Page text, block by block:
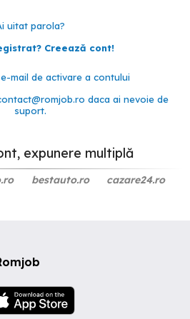
uitat parola?
Creează cont!
mail de activare a contului
daca ai nevoie de
suport.
expunere multiplă
bestauto.ro cazare24.ro